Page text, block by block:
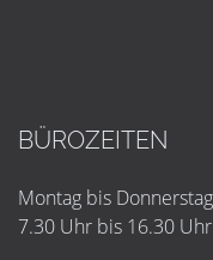
BÜROZEITEN
Montag bis Donnerstag
7.30 Uhr bis 16.30 Uhr